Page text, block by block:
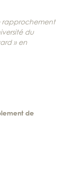
rapprochement
du
» en
de